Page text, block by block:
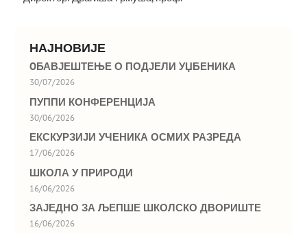
НАЈНОВИЈЕ
OБАВЈЕШТЕЊЕ О ПОДЈЕЛИ УЏБЕНИКА
30/07/2026
ПУППИ КОНФЕРЕНЦИЈА
30/06/2026
ЕКСКУРЗИЈИ УЧЕНИКА ОСМИХ РАЗРЕДА
17/06/2026
ШКОЛА У ПРИРОДИ
16/06/2026
ЗАЈЕДНО ЗА ЉЕПШЕ ШКОЛСКО ДВОРИШТЕ
16/06/2026